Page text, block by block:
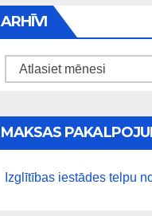
ARHĪVI
Arhīvi
MAKSAS
Izglītības iestādes telpu